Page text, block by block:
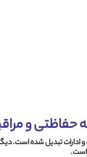
و
تبدیل شده است.
است.